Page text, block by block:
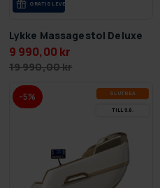
GRA­TIS LE­VE­RANS
Lykke Massagestol Deluxe
9 990,00 kr
19 990,00 kr
-5% SLUT­REA
TILL 9.8.